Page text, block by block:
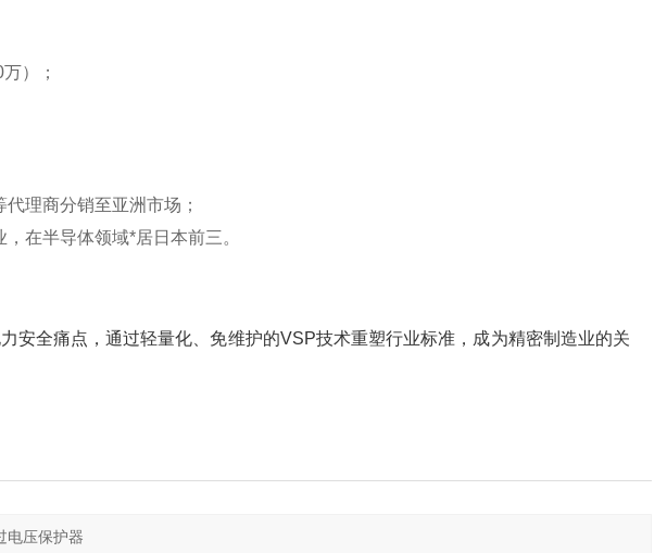
）；
代理商分销至亚洲市场‌；
在半导体领域*居日本前三‌。
安全痛点，通过轻量化、免维护的VSP技术重塑行业标准，成为精密制造业的关